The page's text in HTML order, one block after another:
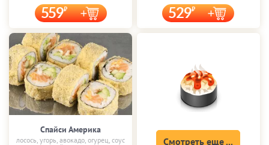
559 529
Спайси Америка
лосось, угорь, авокадо, огурец, соус
Смотреть еще ...